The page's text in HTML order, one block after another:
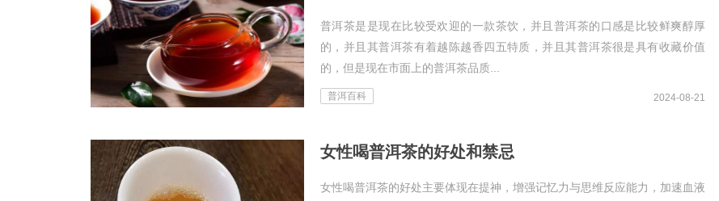
普洱茶是是现在比较受欢迎的一款茶饮，并且普洱茶的口感是比较鲜爽醇厚
的，并且其普洱茶有着越陈越香四五特质，并且其普洱茶很是具有收藏价值
的，但是现在市面上的普洱茶品质...
普洱百科 2024-08-21
女性喝普洱茶的好处和禁忌
女性喝普洱茶的好处主要体现在提神，增强记忆力与思维反应能力，加速血液